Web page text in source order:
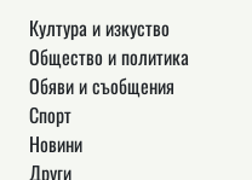
Култура и изкуство
Общество и политика
Обяви и съобщения
Спорт
Новини
Други